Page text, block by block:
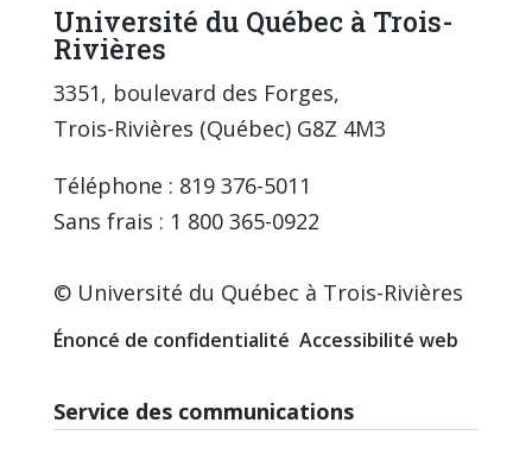
Université du Québec à Trois-
Rivières
3351, boulevard des Forges,
Trois-Rivières (Québec) G8Z 4M3
Téléphone : 819 376-5011
Sans frais : 1 800 365-0922
© Université du Québec à Trois-Rivières
Énoncé de confidentialité Accessibilité web
Service des communications